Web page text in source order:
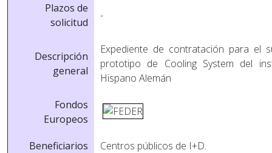
Plazos de
solicitud
-
Descripción
general
Expediente de contratación para el
prototipo de Cooling System del
Hispano Alemán
Fondos
Europeos
Beneficiarios
Centros públicos de I+D.